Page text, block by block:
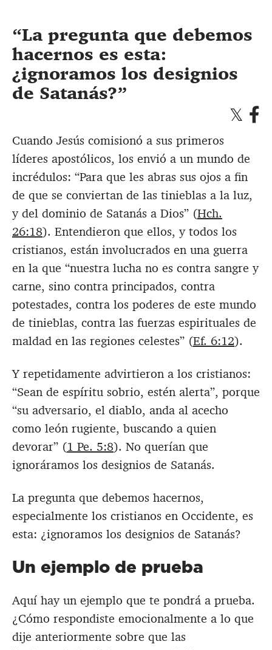
La pregunta que debemos
hacernos es esta:
¿ignoramos los designios
de Satanás?
Cuando Jesús comisionó a sus primeros
líderes apostólicos, los envió a un mundo de
incrédulos: “Para que les abras sus ojos a fin
de que se conviertan de las tinieblas a la luz,
y del dominio de Satanás a Dios” (Hch.
26:18). Entendieron que ellos, y todos los
cristianos, están involucrados en una guerra
en la que “nuestra lucha no es contra sangre y
carne, sino contra principados, contra
potestades, contra los poderes de este mundo
de tinieblas, contra las fuerzas espirituales de
maldad en las regiones celestes” (Ef. 6:12).
Y repetidamente advirtieron a los cristianos:
“Sean de espíritu sobrio, estén alerta”, porque
“su adversario, el diablo, anda al acecho
como león rugiente, buscando a quien
devorar” (1 Pe. 5:8). No querían que
ignoráramos los designios de Satanás.
La pregunta que debemos hacernos,
especialmente los cristianos en Occidente, es
esta: ¿ignoramos los designios de Satanás?
Un ejemplo de prueba
Aquí hay un ejemplo que te pondrá a prueba.
¿Cómo respondiste emocionalmente a lo que
dije anteriormente sobre que las